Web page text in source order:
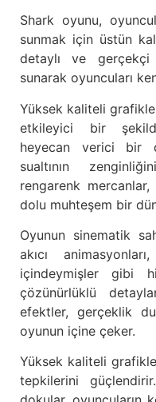
Shark oyunu,
sunmak için üstün
detaylı ve
sunarak oyuncuları
Yüksek kaliteli
etkileyici bir
heyecan verici bir
sualtının
rengarenk
dolu muhteşem bir
Oyunun sinematik
akıcı
içindeymişler gibi
çözünürlüklü
efektler, gerçeklik
oyunun içine çeker.
Yüksek kaliteli
tepkilerini